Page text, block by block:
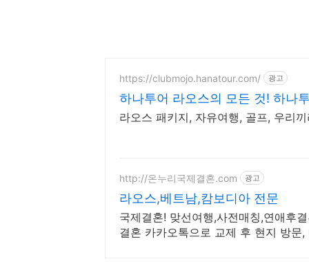
https://clubmojo.hanatour.com/ 광고
하나투어 라오스의 모든 것! 하나
라오스 패키지, 자유여행, 골프, 우리
http://온누리국제결혼.com 광고
라오스,베트남,캄보디아 전문
국제결혼! 맞선여행,사전매칭,연애후
결혼 카카오톡으로 교제 후 현지 방문